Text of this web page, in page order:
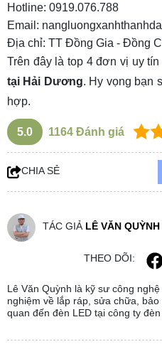
Hotline: 0919.076.788
Email:
Địa chỉ: TT Đồng Gia - Đồng
Trên đây là top 4 đơn vị uy
tại Hải Dương. Hy vọng bạn
hợp.
5.0 1164 Đánh giá
CHIA SẺ
TÁC GIẢ LÊ VĂN
THEO DÕI:
Lê Văn Quỳnh là kỹ sư công
nghiệm về lắp ráp, sửa chữa,
quan đến đèn LED tại công ty đèn